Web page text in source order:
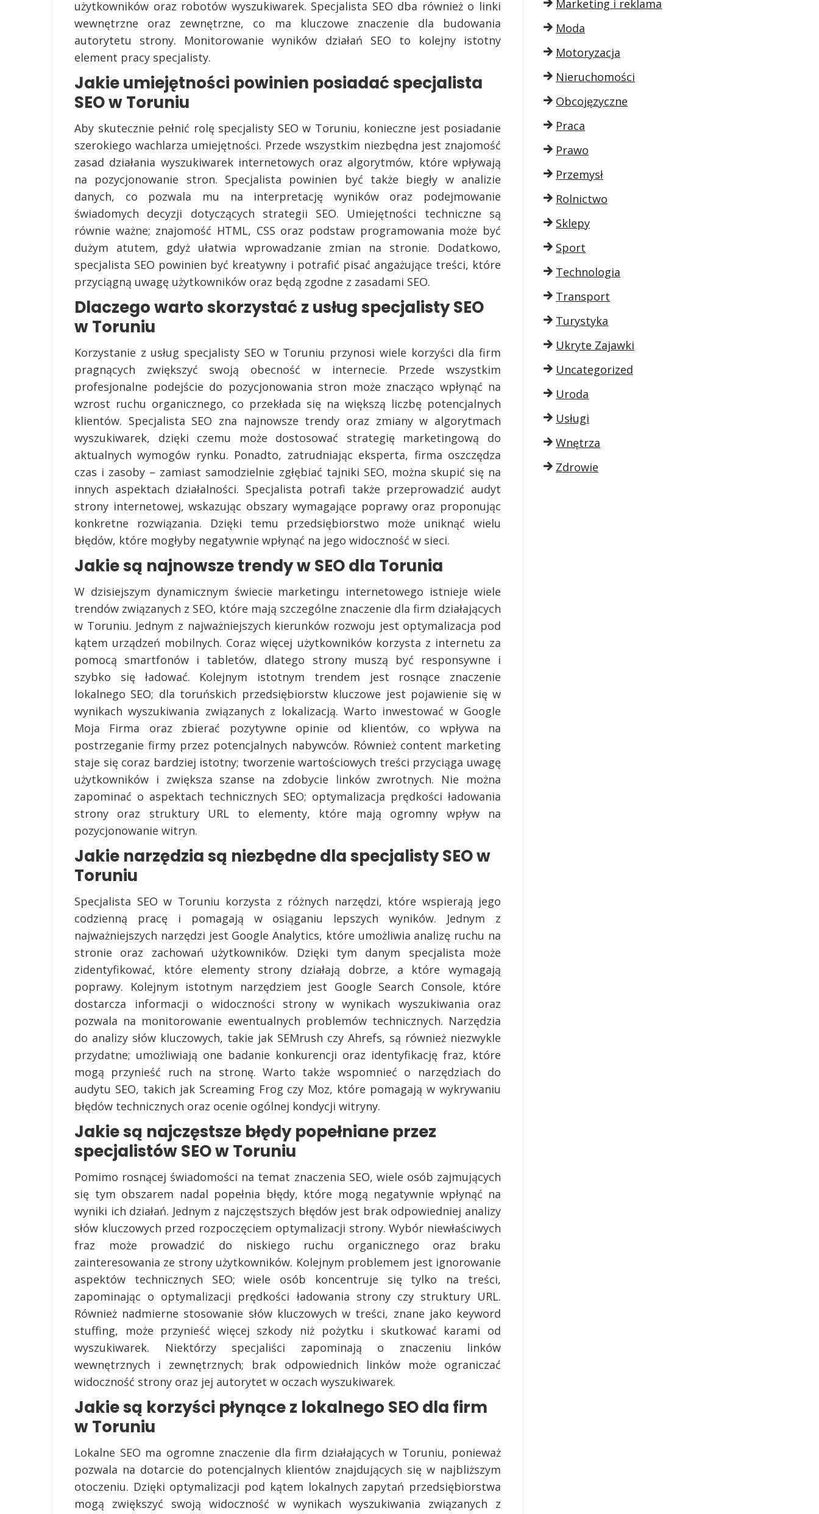
użytkowników oraz robotów wyszukiwarek. Specjalista SEO dba również o linki
wewnętrzne oraz zewnętrzne, co ma kluczowe znaczenie dla budowania
autorytetu strony. Monitorowanie wyników działań SEO to kolejny istotny
element pracy specjalisty.
Jakie umiejętności powinien posiadać specjalista
SEO w Toruniu
Aby skutecznie pełnić rolę specjalisty SEO w Toruniu, konieczne jest posiadanie
szerokiego wachlarza umiejętności. Przede wszystkim niezbędna jest znajomość
zasad działania wyszukiwarek internetowych oraz algorytmów, które wpływają
na pozycjonowanie stron. Specjalista powinien być także biegły w analizie
danych, co pozwala mu na interpretację wyników oraz podejmowanie
świadomych decyzji dotyczących strategii SEO. Umiejętności techniczne są
równie ważne; znajomość HTML, CSS oraz podstaw programowania może być
dużym atutem, gdyż ułatwia wprowadzanie zmian na stronie. Dodatkowo,
specjalista SEO powinien być kreatywny i potrafić pisać angażujące treści, które
przyciągną uwagę użytkowników oraz będą zgodne z zasadami SEO.
Dlaczego warto skorzystać z usług specjalisty SEO
w Toruniu
Korzystanie z usług specjalisty SEO w Toruniu przynosi wiele korzyści dla firm
pragnących zwiększyć swoją obecność w internecie. Przede wszystkim
profesjonalne podejście do pozycjonowania stron może znacząco wpłynąć na
wzrost ruchu organicznego, co przekłada się na większą liczbę potencjalnych
klientów. Specjalista SEO zna najnowsze trendy oraz zmiany w algorytmach
wyszukiwarek, dzięki czemu może dostosować strategię marketingową do
aktualnych wymogów rynku. Ponadto, zatrudniając eksperta, firma oszczędza
czas i zasoby – zamiast samodzielnie zgłębiać tajniki SEO, można skupić się na
innych aspektach działalności. Specjalista potrafi także przeprowadzić audyt
strony internetowej, wskazując obszary wymagające poprawy oraz proponując
konkretne rozwiązania. Dzięki temu przedsiębiorstwo może uniknąć wielu
błędów, które mogłyby negatywnie wpłynąć na jego widoczność w sieci.
Jakie są najnowsze trendy w SEO dla Torunia
W dzisiejszym dynamicznym świecie marketingu internetowego istnieje wiele
trendów związanych z SEO, które mają szczególne znaczenie dla firm działających
w Toruniu. Jednym z najważniejszych kierunków rozwoju jest optymalizacja pod
kątem urządzeń mobilnych. Coraz więcej użytkowników korzysta z internetu za
pomocą smartfonów i tabletów, dlatego strony muszą być responsywne i
szybko się ładować. Kolejnym istotnym trendem jest rosnące znaczenie
lokalnego SEO; dla toruńskich przedsiębiorstw kluczowe jest pojawienie się w
wynikach wyszukiwania związanych z lokalizacją. Warto inwestować w Google
Moja Firma oraz zbierać pozytywne opinie od klientów, co wpływa na
postrzeganie firmy przez potencjalnych nabywców. Również content marketing
staje się coraz bardziej istotny; tworzenie wartościowych treści przyciąga uwagę
użytkowników i zwiększa szanse na zdobycie linków zwrotnych. Nie można
zapominać o aspektach technicznych SEO; optymalizacja prędkości ładowania
strony oraz struktury URL to elementy, które mają ogromny wpływ na
pozycjonowanie witryn.
Jakie narzędzia są niezbędne dla specjalisty SEO w
Toruniu
Specjalista SEO w Toruniu korzysta z różnych narzędzi, które wspierają jego
codzienną pracę i pomagają w osiąganiu lepszych wyników. Jednym z
najważniejszych narzędzi jest Google Analytics, które umożliwia analizę ruchu na
stronie oraz zachowań użytkowników. Dzięki tym danym specjalista może
zidentyfikować, które elementy strony działają dobrze, a które wymagają
poprawy. Kolejnym istotnym narzędziem jest Google Search Console, które
dostarcza informacji o widoczności strony w wynikach wyszukiwania oraz
pozwala na monitorowanie ewentualnych problemów technicznych. Narzędzia
do analizy słów kluczowych, takie jak SEMrush czy Ahrefs, są również niezwykle
przydatne; umożliwiają one badanie konkurencji oraz identyfikację fraz, które
mogą przynieść ruch na stronę. Warto także wspomnieć o narzędziach do
audytu SEO, takich jak Screaming Frog czy Moz, które pomagają w wykrywaniu
błędów technicznych oraz ocenie ogólnej kondycji witryny.
Jakie są najczęstsze błędy popełniane przez
specjalistów SEO w Toruniu
Pomimo rosnącej świadomości na temat znaczenia SEO, wiele osób zajmujących
się tym obszarem nadal popełnia błędy, które mogą negatywnie wpłynąć na
wyniki ich działań. Jednym z najczęstszych błędów jest brak odpowiedniej analizy
słów kluczowych przed rozpoczęciem optymalizacji strony. Wybór niewłaściwych
fraz może prowadzić do niskiego ruchu organicznego oraz braku
zainteresowania ze strony użytkowników. Kolejnym problemem jest ignorowanie
aspektów technicznych SEO; wiele osób koncentruje się tylko na treści,
zapominając o optymalizacji prędkości ładowania strony czy struktury URL.
Również nadmierne stosowanie słów kluczowych w treści, znane jako keyword
stuffing, może przynieść więcej szkody niż pożytku i skutkować karami od
wyszukiwarek. Niektórzy specjaliści zapominają o znaczeniu linków
wewnętrznych i zewnętrznych; brak odpowiednich linków może ograniczać
widoczność strony oraz jej autorytet w oczach wyszukiwarek.
Jakie są korzyści płynące z lokalnego SEO dla firm
w Toruniu
Lokalne SEO ma ogromne znaczenie dla firm działających w Toruniu, ponieważ
pozwala na dotarcie do potencjalnych klientów znajdujących się w najbliższym
otoczeniu. Dzięki optymalizacji pod kątem lokalnych zapytań przedsiębiorstwa
mogą zwiększyć swoją widoczność w wynikach wyszukiwania związanych z
Marketing i reklama
Moda
Motoryzacja
Nieruchomości
Obcojęzyczne
Praca
Prawo
Przemysł
Rolnictwo
Sklepy
Sport
Technologia
Transport
Turystyka
Ukryte Zajawki
Uncategorized
Uroda
Usługi
Wnętrza
Zdrowie